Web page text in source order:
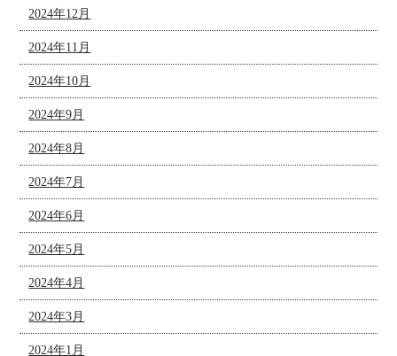
2024年12月
2024年11月
2024年10月
2024年9月
2024年8月
2024年7月
2024年6月
2024年5月
2024年4月
2024年3月
2024年1月